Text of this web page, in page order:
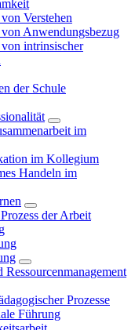
Verstehen
Anwendungsbezug
intrinsischer
der Schule
im
im Kollegium
Handeln im
der Arbeit
Prozesse
Führung